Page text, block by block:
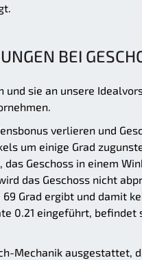
BEI
und sie an unsere
verlieren und
um einige Grad
Geschoss in einem
das Geschoss nicht
Grad ergibt und damit
0.21 eingeführt, befindet
Mechanik ausgestattet,